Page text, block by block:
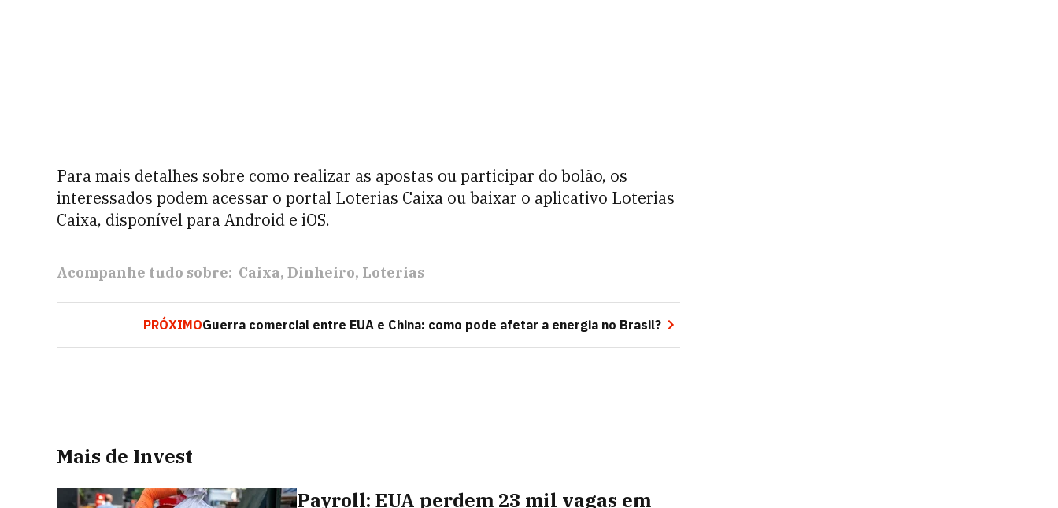
Para mais detalhes sobre como realizar as apostas ou participar do bolão, os
interessados podem acessar o portal Loterias Caixa ou baixar o aplicativo Loterias
Caixa, disponível para Android e iOS.
Acompanhe tudo sobre: Caixa Dinheiro Loterias
PRÓXIMOGuerra comercial entre EUA e China: como pode afetar a energia no Brasil?
Mais de Invest
Payroll: EUA perdem 23 mil vagas em